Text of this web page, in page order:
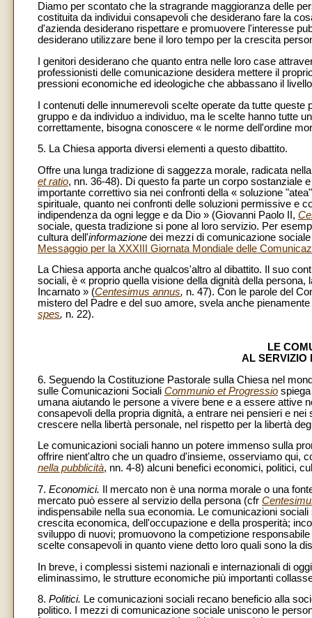
Diamo per scontato che la stragrande maggioranza delle
costituita da individui consapevoli che desiderano fare la
d'azienda desiderano rispettare e promuovere l'interesse
desiderano utilizzare bene il loro tempo per la crescita
I genitori desiderano che quanto entra nelle loro case
professionisti delle comunicazione desidera mettere il
pressioni economiche ed ideologiche che abbassano il
I contenuti delle innumerevoli scelte operate da tutte
gruppo e da individuo a individuo, ma le scelte hanno tutte
correttamente, bisogna conoscere « le norme dell'ordine
5. La Chiesa apporta diversi elementi a questo dibattito.
Offre una lunga tradizione di saggezza morale, radicata
et ratio, nn. 36-48). Di questo fa parte un corpo sostanziale
importante correttivo sia nei confronti della « soluzione
spirituale, quanto nei confronti delle soluzioni permissive e
indipendenza da ogni legge e da Dio » (Giovanni Paolo II,
sociale, questa tradizione si pone al loro servizio. Per
cultura dell'informazione dei mezzi di comunicazione
Messaggio per la XXXIII Giornata Mondiale delle
La Chiesa apporta anche qualcos'altro al dibattito. Il suo
sociali, è « proprio quella visione della dignità della
Incarnato » (Centesimus annus, n. 47). Con le parole del
mistero del Padre e del suo amore, svela anche
spes, n. 22).
LE
AL SERVIZIO
6. Seguendo la Costituzione Pastorale sulla Chiesa nel
sulle Comunicazioni Sociali Communio et Progressio
umana aiutando le persone a vivere bene e a essere attive
consapevoli della propria dignità, a entrare nei pensieri e
crescere nella libertà personale, nel rispetto per la libertà
Le comunicazioni sociali hanno un potere immenso sulla
offrire nient'altro che un quadro d'insieme, osserviamo qui,
nella pubblicità, nn. 4-8) alcuni benefici economici, politici,
7. Economici.
Il mercato non è una norma morale o una
mercato può essere al servizio della persona (cfr
indispensabile nella sua economia. Le comunicazioni
crescita economica, dell'occupazione e della prosperità;
sviluppo di nuovi; promuovono la competizione
scelte consapevoli in quanto viene detto loro quali sono la
In breve, i complessi sistemi nazionali e internazionali di
eliminassimo, le strutture economiche più importanti
8. Politici. Le comunicazioni sociali recano beneficio alla
politico. I mezzi di comunicazione sociale uniscono le